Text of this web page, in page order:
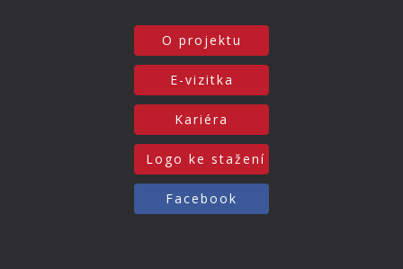
O projektu
E-vizitka
Kariéra
Logo ke stažení
Facebook